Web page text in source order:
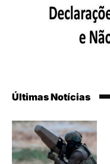
Últimas Notícias